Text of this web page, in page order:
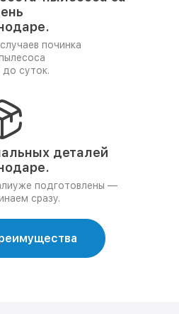
починка
до суток.
деталей
подготовлены —
сразу.